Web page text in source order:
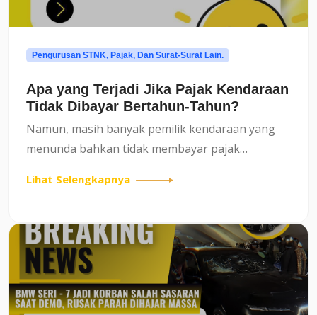
Pengurusan STNK, Pajak, Dan Surat-Surat Lain.
Apa yang Terjadi Jika Pajak Kendaraan
Tidak Dibayar Bertahun-Tahun?
Namun, masih banyak pemilik kendaraan yang
menunda bahkan tidak membayar pajak
sebenarnya dampaknya?Artikel ini akan
Lihat Selengkapnya